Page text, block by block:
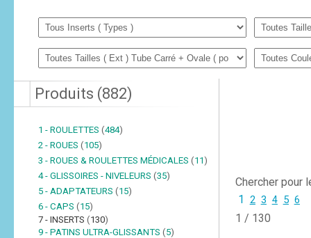
Produits (882)
1 - ROULETTES (484)
2 - ROUES (105)
3 - ROUES & ROULETTES MÉDICALES (11)
4 - GLISSOIRES - NIVELEURS (35)
5 - ADAPTATEURS (15)
6 - CAPS (15)
7 - INSERTS (130)
9 - PATINS ULTRA-GLISSANTS (5)
Chercher pour
1 2 3 4 5 6
1 / 130